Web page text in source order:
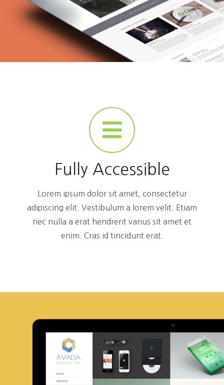
Fully Accessible
Lorem ipsum dolor sit amet, consectetur
adipiscing elit. Vestibulum a lorem velit. Etiam
nec nulla a erat hendrerit varius sit amet et
enim. Cras id tincidunt erat.